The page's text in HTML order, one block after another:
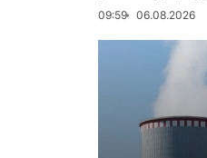
09:59 06.08.2026